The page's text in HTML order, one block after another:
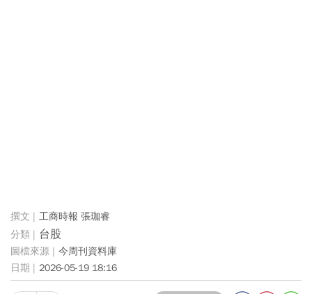
工商時報 張珈睿
台股
今周刊資料庫
2026-05-19 18:16